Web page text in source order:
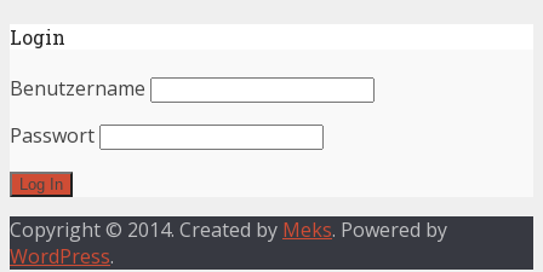
Login
Benutzername
Passwort
Copyright © 2014. Created by Meks. Powered by
WordPress.